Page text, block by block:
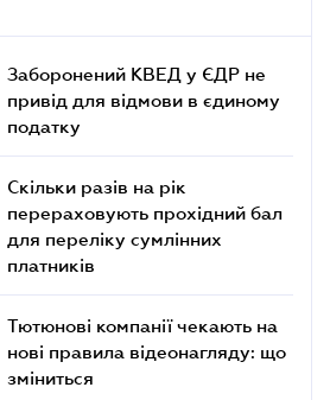
Заборонений КВЕД у ЄДР не
привід для відмови в єдиному
податку
Скільки разів на рік
перераховують прохідний бал
для переліку сумлінних
платників
Тютюнові компанії чекають на
нові правила відеонагляду: що
зміниться